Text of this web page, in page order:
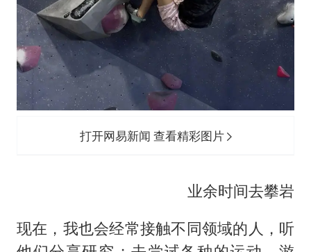
打开网易新闻 查看精彩图片
业余时间去攀岩
现在，我也会经常接触不同领域的人，听